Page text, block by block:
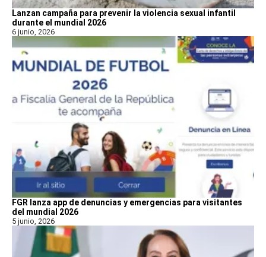
Lanzan campaña para prevenir la violencia sexual infantil
durante el mundial 2026
6 junio, 2026
FGR lanza app de denuncias y emergencias para visitantes
del mundial 2026
5 junio, 2026